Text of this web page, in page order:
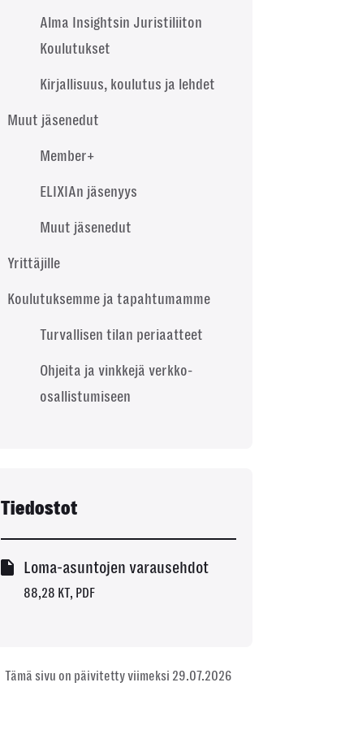
Alma Insightsin Juristiliiton
Koulutukset
Kirjallisuus, koulutus ja lehdet
Muut jäsenedut
Member+
ELIXIAn jäsenyys
Muut jäsenedut
Yrittäjille
Koulutuksemme ja tapahtumamme
Turvallisen tilan periaatteet
Ohjeita ja vinkkejä verkko-
osallistumiseen
Tiedostot
Loma-asuntojen varausehdot
88,28 KT, PDF
Tämä sivu on päivitetty viimeksi 29.07.2026